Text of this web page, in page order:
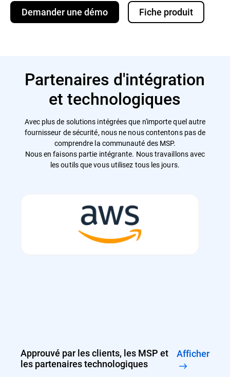
Demander une démo Fiche produit
Partenaires d'intégration
et technologiques
Avec plus de solutions intégrées que n'importe quel autre
fournisseur de sécurité, nous ne nous contentons pas de
comprendre la communauté des MSP.
Nous en faisons partie intégrante. Nous travaillons avec
les outils que vous utilisez tous les jours.
Approuvé par les clients, les MSP et
les partenaires technologiques
Afficher